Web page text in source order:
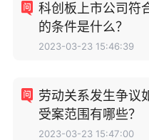
科创板上市公司符
的条件是什么？
2023-03-23 15:46:39
劳动关系发生争议
受案范围有哪些？
2023-03-23 15:47:00